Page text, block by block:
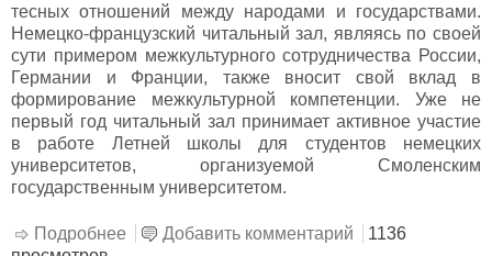
тесных отношений между народами и государствами.
Немецко-французский читальный зал, являясь по своей
сути примером межкультурного сотрудничества России,
Германии и Франции, также вносит свой вклад в
формирование межкультурной компетенции. Уже не
первый год читальный зал принимает активное участие
в работе Летней школы для студентов немецких
университетов, организуемой Смоленским
государственным университетом.
Подробнее о Летом в школу!
Добавить комментарий
1136